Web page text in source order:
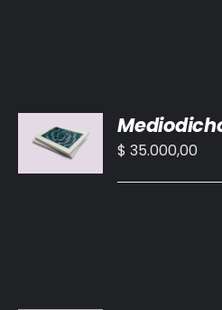
AL
CARRITO
/
$ 35.000,00